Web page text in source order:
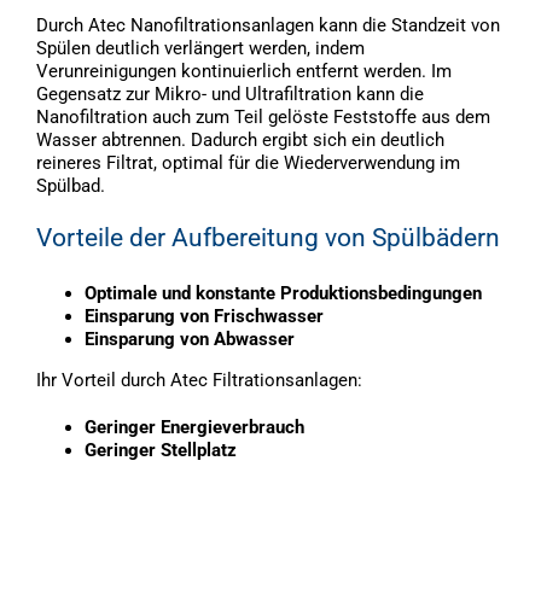
Durch Atec Nanofiltrationsanlagen kann die Standzeit von
Spülen deutlich verlängert werden, indem
Verunreinigungen kontinuierlich entfernt werden. Im
Gegensatz zur Mikro- und Ultrafiltration kann die
Nanofiltration auch zum Teil gelöste Feststoffe aus dem
Wasser abtrennen. Dadurch ergibt sich ein deutlich
reineres Filtrat, optimal für die Wiederverwendung im
Spülbad.
Vorteile der Aufbereitung von Spülbädern
Optimale und konstante Produktionsbedingungen
Einsparung von Frischwasser
Einsparung von Abwasser
Ihr Vorteil durch Atec Filtrationsanlagen:
Geringer Energieverbrauch
Geringer Stellplatz